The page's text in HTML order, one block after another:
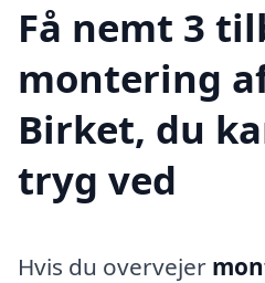
Få nemt 3
montering
Birket, du
tryg ved
Hvis du overvejer